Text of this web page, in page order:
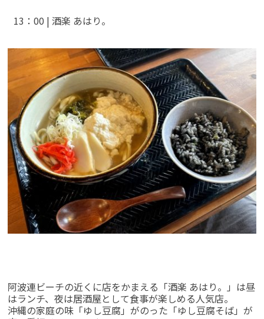
13：00 | 酒楽 あはり。
阿波連ビーチの近くに店をかまえる「酒楽 あはり。」は昼
はランチ、夜は居酒屋として食事が楽しめる人気店。
沖縄の家庭の味「ゆし豆腐」がのった「ゆし豆腐そば」が